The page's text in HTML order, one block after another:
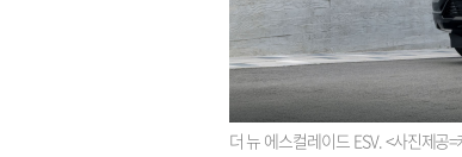
더 뉴 에스컬레이드 ESV. <사진제공